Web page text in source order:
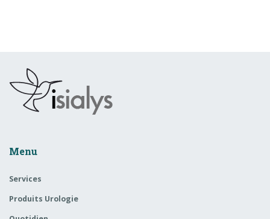
Menu
Services
Produits Urologie